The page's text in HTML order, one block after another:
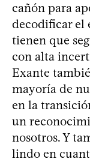
cañón para
decodificar el
tienen que
con alta
Exante
mayoría de
en la
un
nosotros. Y
lindo en